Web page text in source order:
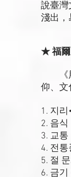
說臺灣
淺出，
★ 福爾
《用
仰、文
1. 지
2. 음
3. 교
4. 전
5. 절
6. 금